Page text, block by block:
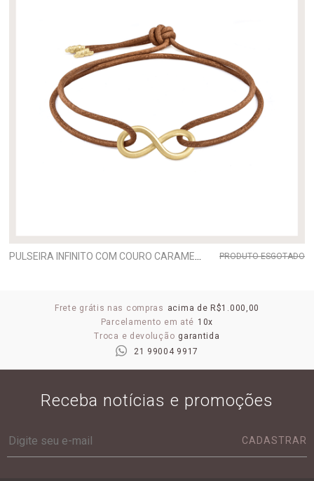
PRODUTO ESGOTADO
Frete grátis nas compras acima de R$1.000,00
Parcelamento em até 10x
Troca e devolução garantida
21 99004 9917
Receba notícias e promoções
CADASTRAR